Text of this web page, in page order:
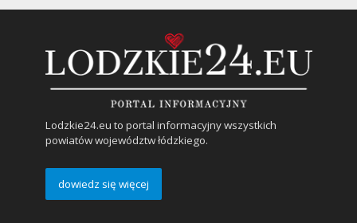
Lodzkie24.eu to portal informacyjny wszystkich
powiatów województw łódzkiego.
dowiedz się więcej